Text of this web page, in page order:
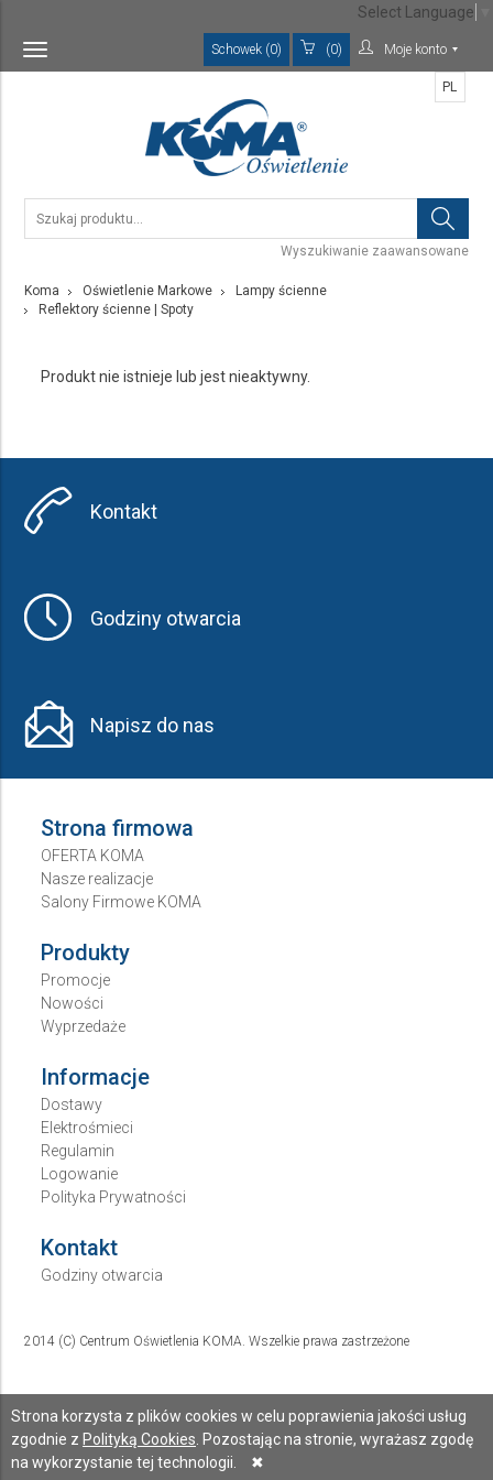
Toggle
navigation
Strona korzysta z plików cookies w celu poprawienia jakości usług
zgodnie z Polityką Cookies . Pozostając na stronie, wyrażasz zgodę
na wykorzystanie tej technologii.
✖
Schowek (0) (0) Moje konto
Wyszukiwanie zaawansowane
PL
Koma Oświetlenie Markowe
Lampy ścienne
Reflektory ścienne | Spoty
Produkt nie istnieje lub jest nieaktywny.
Kontakt
Godziny otwarcia
Napisz do nas
Strona firmowa
OFERTA KOMA
Nasze realizacje
Salony Firmowe KOMA
Produkty
Promocje
Nowości
Wyprzedaże
Informacje
Dostawy
Elektrośmieci
Regulamin
Logowanie
Polityka Prywatności
Kontakt
Godziny otwarcia
2014 (C) Centrum Oświetlenia KOMA. Wszelkie prawa zastrzeżone
Select Language